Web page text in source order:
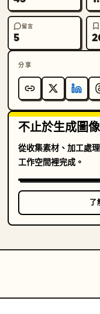
留言
5
分享
不止於生成圖像
從收集素材、加工處
工作空間裡完成。
了